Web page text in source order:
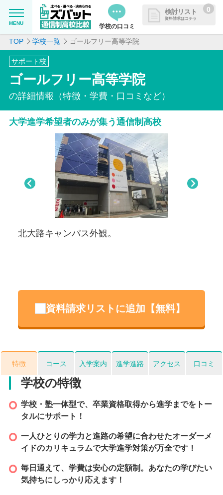
MENU 学校の口コミ
検討リスト
資料請求はコチラ
0
資料請求リストに追加しました
めて資料請求できます
MENU
学校を探したい
通信制高校について知りたい
はじめての方へ
よくある質問
掲載を希望される学校様へ
TOP 学校一覧 ゴールフリー高等学院
サポート校
ゴールフリー高等学院
の詳細情報（特徴・学費・口コミなど）
大学進学希望者のみが集う通信制高校
北大路キャンパス外観。
資料請求リストに追加【無料】
特徴 コース 入学案内 進学進路 アクセス 口コミ
学校の特徴
学校・塾一体型で、卒業資格取得から進学までをトー
タルにサポート！
一人ひとりの学力と進路の希望に合わせたオーダーメ
イドのカリキュラムで大学進学対策が万全です！
毎日通えて、学費は安心の定額制。あなたの学びたい
気持ちにしっかり応えます！